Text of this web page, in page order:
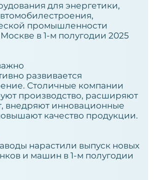
для энергетики,
промышленности
в 1-м полугодии 2025
развивается
Столичные компании
производство, расширяют
внедряют инновационные
качество продукции.
нарастили выпуск новых
и машин в 1-м полугодии